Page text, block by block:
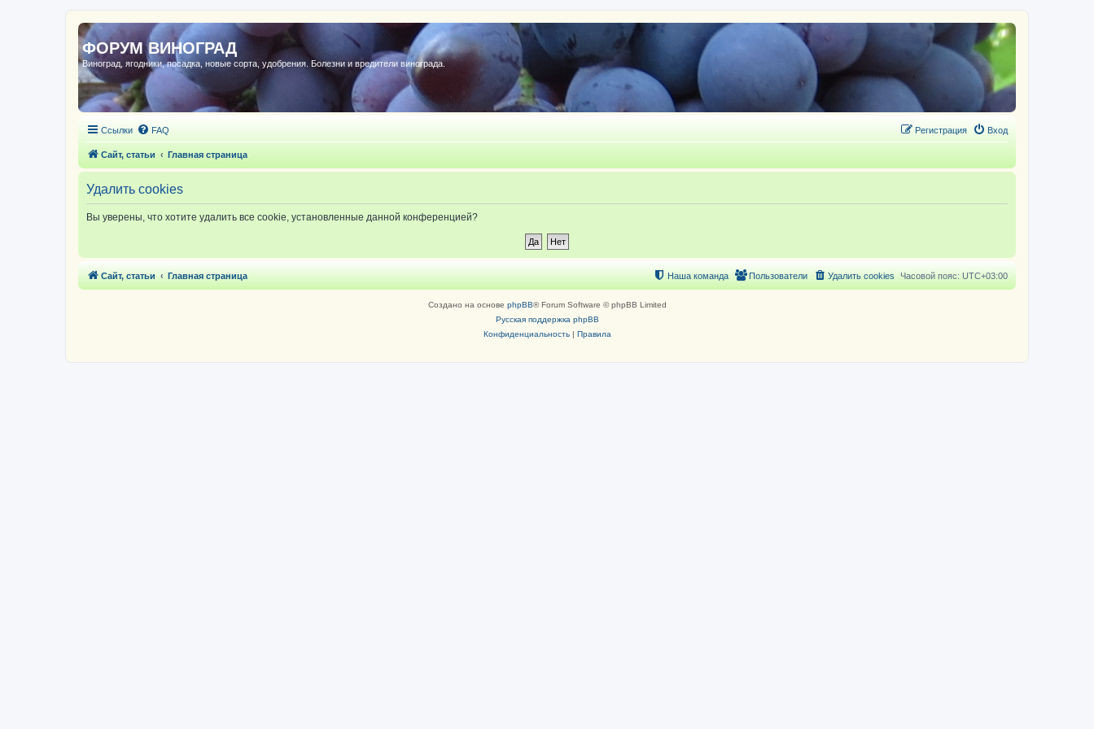
ФОРУМ ВИНОГРАД
Виноград, ягодники, посадка, новые сорта, удобрения. Болезни и вредители винограда.
Ссылки FAQ Вход
Регистрация
Сайт, статьи Главная страница
Удалить cookies
Вы уверены, что хотите удалить все cookie, установленные данной конференцией?
Сайт, статьи Главная страница Часовой пояс: UTC+03:00
Удалить cookies
Пользователи
Наша команда
Создано на основе phpBB® Forum Software © phpBB Limited
Русская поддержка phpBB
Конфиденциальность| Правила